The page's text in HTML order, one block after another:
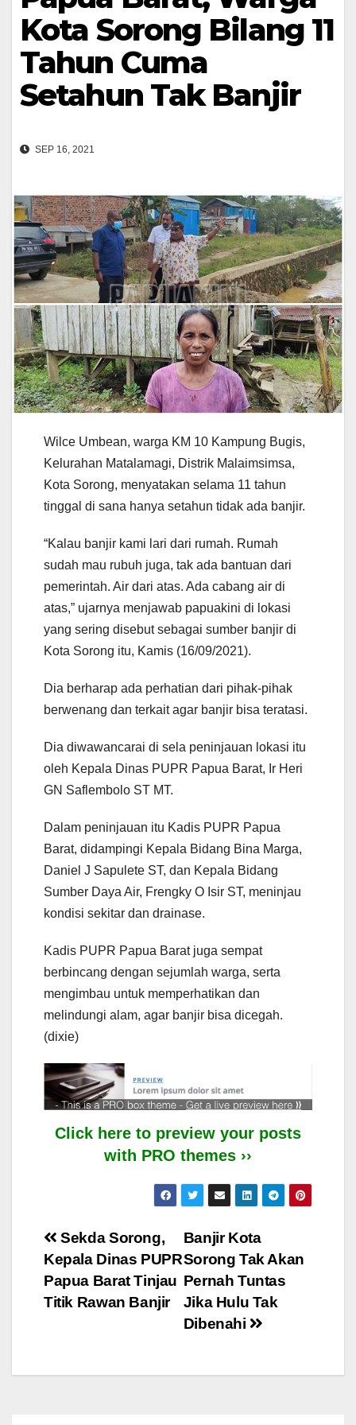
Kota Sorong Bilang 11
Tahun Cuma
Setahun Tak Banjir
SEP 16, 2021
Wilce Umbean, warga KM 10 Kampung Bugis,
Kelurahan Matalamagi, Distrik Malaimsimsa,
Kota Sorong, menyatakan selama 11 tahun
tinggal di sana hanya setahun tidak ada banjir.
“Kalau banjir kami lari dari rumah. Rumah
sudah mau rubuh juga, tak ada bantuan dari
pemerintah. Air dari atas. Ada cabang air di
atas,” ujarnya menjawab papuakini di lokasi
yang sering disebut sebagai sumber banjir di
Kota Sorong itu, Kamis (16/09/2021).
Dia berharap ada perhatian dari pihak-pihak
berwenang dan terkait agar banjir bisa teratasi.
Dia diwawancarai di sela peninjauan lokasi itu
oleh Kepala Dinas PUPR Papua Barat, Ir Heri
GN Saflembolo ST MT.
Dalam peninjauan itu Kadis PUPR Papua
Barat, didampingi Kepala Bidang Bina Marga,
Daniel J Sapulete ST, dan Kepala Bidang
Sumber Daya Air, Frengky O Isir ST, meninjau
kondisi sekitar dan drainase.
Kadis PUPR Papua Barat juga sempat
berbincang dengan sejumlah warga, serta
mengimbau untuk memperhatikan dan
melindungi alam, agar banjir bisa dicegah.
(dixie)
Click here to preview your posts
with PRO themes ››
Post
navigation
Banjir Kota
Sorong Tak Akan
Pernah Tuntas
Jika Hulu Tak
Dibenahi
Sekda Sorong,
Kepala Dinas PUPR
Papua Barat Tinjau
Titik Rawan Banjir